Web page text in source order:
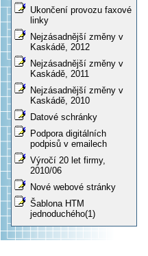
Ukončení provozu faxové
linky
Nejzásadnější změny v
Kaskádě, 2012
Nejzásadnější změny v
Kaskádě, 2011
Nejzásadnější změny v
Kaskádě, 2010
Datové schránky
Podpora digitálních
podpisů v emailech
Výročí 20 let firmy,
2010/06
Nové webové stránky
Šablona HTM
jednoduchého(1)